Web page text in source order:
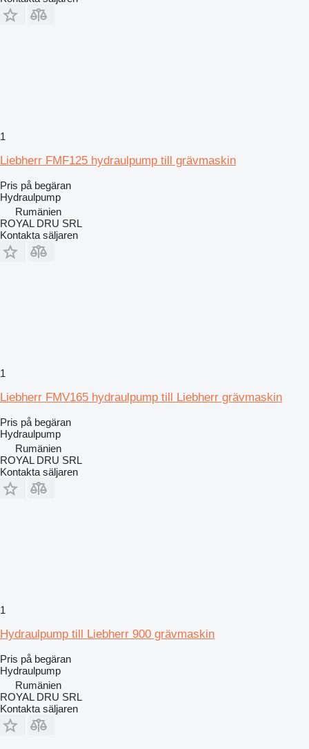
1
Liebherr FMF125 hydraulpump till grävmaskin
Pris på begäran
Hydraulpump
Rumänien
ROYAL DRU SRL
Kontakta säljaren
1
Liebherr FMV165 hydraulpump till Liebherr grävmaskin
Pris på begäran
Hydraulpump
Rumänien
ROYAL DRU SRL
Kontakta säljaren
1
Hydraulpump till Liebherr 900 grävmaskin
Pris på begäran
Hydraulpump
Rumänien
ROYAL DRU SRL
Kontakta säljaren